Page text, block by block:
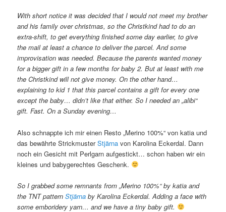
With short notice it was decided that I would not meet my brother
and his family over christmas, so the Christkind had to do an
extra-shift, to get everything finished some day earlier, to give
the mail at least a chance to deliver the parcel. And some
improvisation was needed. Because the parents wanted money
for a bigger gift in a few months for baby 2. But at least with me
the Christkind will not give money. On the other hand…
explaining to kid 1 that this parcel contains a gift for every one
except the baby… didn’t like that either. So I needed an „alibi“
gift. Fast. On a Sunday evening…
Also schnappte ich mir einen Resto „Merino 100%“ von katia und
das bewährte StrickmusterStjärna von Karolina Eckerdal. Dann
noch ein Gesicht mit Perlgarn aufgestickt… schon haben wir ein
kleines und babygerechtes Geschenk.
So I grabbed some remnants from „Merino 100%“ by katia and
the TNT patternStjärna by Karolina Eckerdal. Adding a face with
some emboridery yarn… and we have a tiny baby gift.